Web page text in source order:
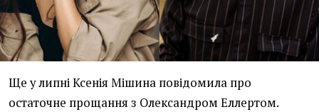
Ще у липні Ксенія Мішина повідомила про
остаточне прощання з Олександром Еллертом.